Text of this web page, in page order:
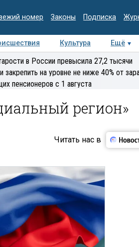
номер Законы Подписка
Культура Ещё
Интервью Колумнисты
в России превысила 27,2 тысячи
на уровне не ниже 40% от
пенсионеров с 1 августа
регион»
Читать нас в